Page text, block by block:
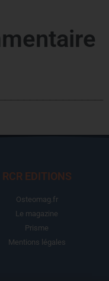
RCR EDITIONS
Osteomag.fr
Le magazine
Prisme
Mentions légales